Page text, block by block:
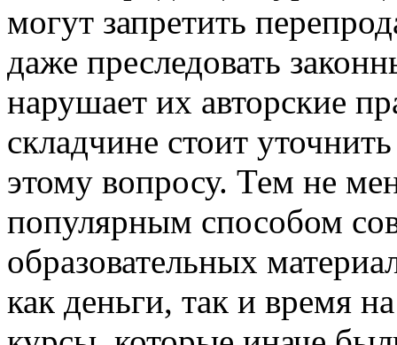
могут запретить
даже преследовать
нарушает их авторские
складчине стоит
этому вопросу. Тем не
популярным способом
образовательных
как деньги, так и время